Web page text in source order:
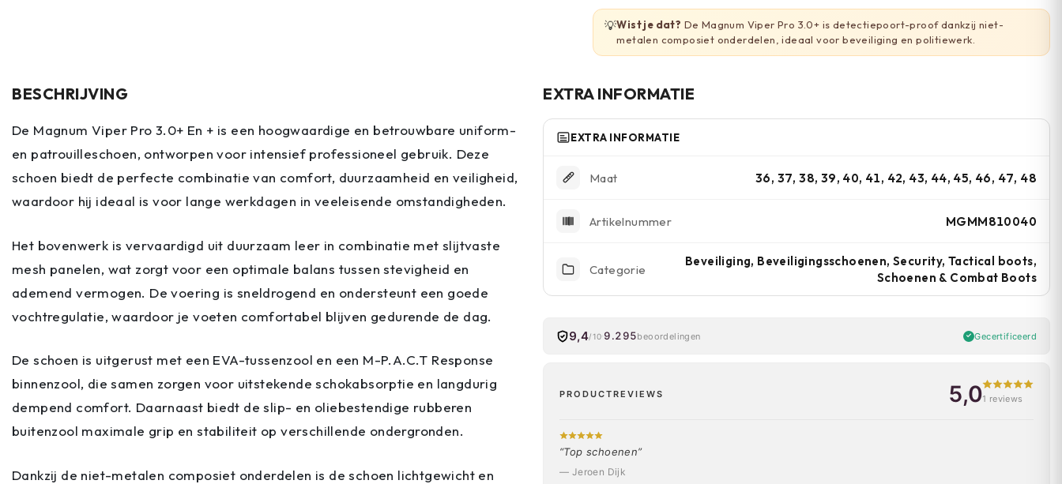
💡Wist je dat? De Magnum Viper Pro 3.0+ is detectiepoort-proof dankzij niet-
metalen composiet onderdelen, ideaal voor beveiliging en politiewerk.
BESCHRIJVING
De Magnum Viper Pro 3.0+ En + is een hoogwaardige en betrouwbare uniform-
en patrouilleschoen, ontworpen voor intensief professioneel gebruik. Deze
schoen biedt de perfecte combinatie van comfort, duurzaamheid en veiligheid,
waardoor hij ideaal is voor lange werkdagen in veeleisende omstandigheden.
Het bovenwerk is vervaardigd uit duurzaam leer in combinatie met slijtvaste
mesh panelen, wat zorgt voor een optimale balans tussen stevigheid en
ademend vermogen. De voering is sneldrogend en ondersteunt een goede
vochtregulatie, waardoor je voeten comfortabel blijven gedurende de dag.
De schoen is uitgerust met een EVA-tussenzool en een M-P.A.C.T Response
binnenzool, die samen zorgen voor uitstekende schokabsorptie en langdurig
dempend comfort. Daarnaast biedt de slip- en oliebestendige rubberen
buitenzool maximale grip en stabiliteit op verschillende ondergronden.
Dankzij de niet-metalen composiet onderdelen is de schoen lichtgewicht en
EXTRA INFORMATIE
EXTRA INFORMATIE
Maat 36, 37, 38, 39, 40, 41, 42, 43, 44, 45, 46, 47, 48
Artikelnummer MGMM810040
Categorie
Beveiliging, Beveiligingsschoenen, Security, Tactical boots,
Schoenen & Combat Boots
9,4/10 9.295beoordelingen Gecertificeerd
PRODUCTREVIEWS 5,01 reviews
“Top schoenen”
— Jeroen Dijk